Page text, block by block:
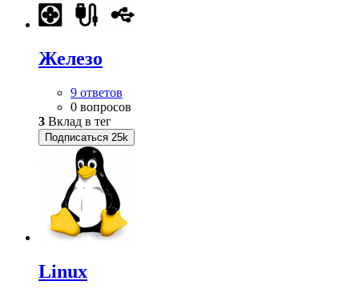
Железо
9 ответов
0 вопросов
3 Вклад в тег
Подписаться 25k
Linux